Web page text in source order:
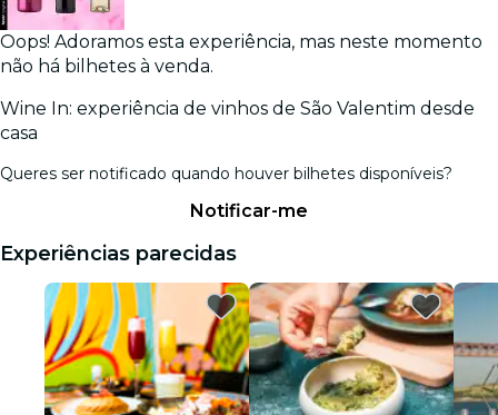
Oops! Adoramos esta experiência, mas neste momento
não há bilhetes à venda.
Wine In: experiência de vinhos de São Valentim desde
casa
Queres ser notificado quando houver bilhetes disponíveis?
Notificar-me
Experiências parecidas